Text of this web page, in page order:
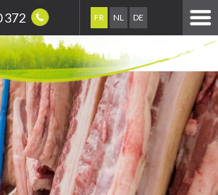
372 FR NL DE